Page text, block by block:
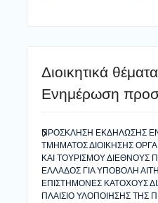
Διοικητικά
Ενημέρωση
ΠΡΟΣΚΛΗΣΗ ΕΚΔΗΛΩΣΗΣ
ΤΜΗΜΑΤΟΣ ΔΙΟΙΚΗΣΗΣ
ΚΑΙ ΤΟΥΡΙΣΜΟΥ ΔΙΕΘΝΟΥΣ
ΕΛΛΑΔΟΣ ΓΙΑ ΥΠΟΒΟΛΗ
ΕΠΙΣΤΗΜΟΝΕΣ ΚΑΤΟΧΟΥΣ
ΠΛΑΙΣΙΟ ΥΛΟΠΟΙΗΣΗΣ ΤΗΣ